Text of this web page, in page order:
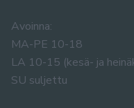
Avoinna:
MA-PE 10-18
LA 10-15 (kesä- ja
SU suljettu